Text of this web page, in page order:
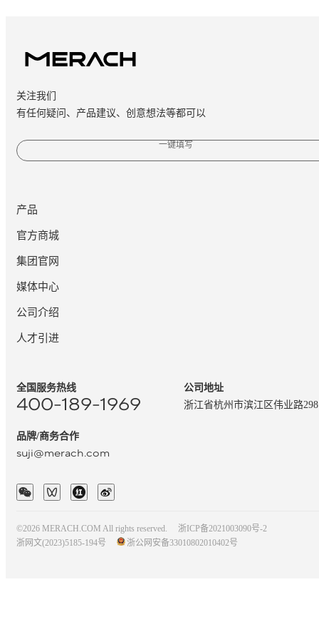
关注我们
有任何疑问、产品建议、创意想法等都可以
一键填写
产品
官方商城
集团官网
媒体中心
公司介绍
人才引进
全国服务热线
400-189-1969
品牌/商务合作
suji@merach.com
公司地址
浙江省杭州市滨江区伟业路
©2026 MERACH.COM All rights reserved.
浙ICP备2021003090号-2
浙网文(2023)5185-194号
浙公网安备33010802010402号